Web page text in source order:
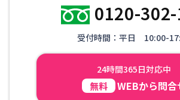
0120-
受付時間：平日 10:00-
24時間365日対応中
無料 WEBから問合